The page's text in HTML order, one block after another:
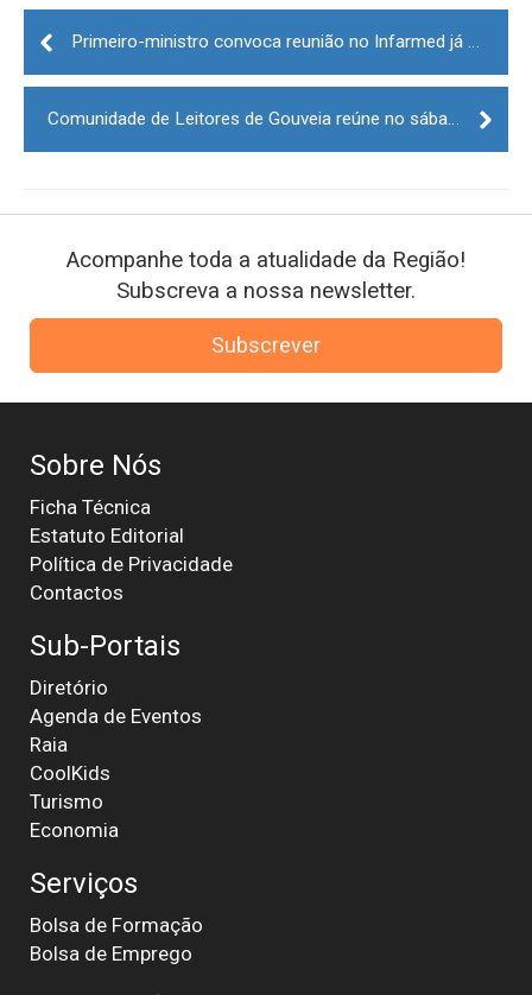
Post
navigation
Primeiro-ministro convoca reunião no Infarmed já esta semana
Comunidade de Leitores de Gouveia reúne no sábado
Acompanhe toda a atualidade da Região!
Subscreva a nossa newsletter.
Subscrever
Sobre Nós
Ficha Técnica
Estatuto Editorial
Política de Privacidade
Contactos
Sub-Portais
Diretório
Agenda de Eventos
Raia
CoolKids
Turismo
Economia
Serviços
Bolsa de Formação
Bolsa de Emprego